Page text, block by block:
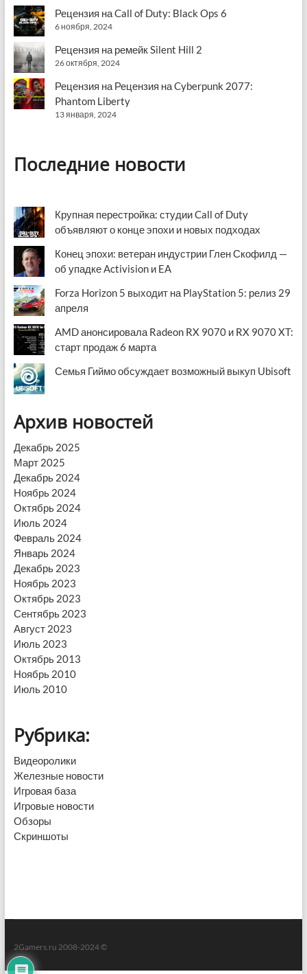
Рецензия на Call of Duty: Black Ops 6
6 ноября, 2024
Рецензия на ремейк Silent Hill 2
26 октября, 2024
Рецензия на Рецензия на Cyberpunk 2077:
Phantom Liberty
13 января, 2024
Последние новости
Крупная перестройка: студии Call of Duty
объявляют о конце эпохи и новых подходах
Конец эпохи: ветеран индустрии Глен Скофилд —
об упадке Activision и EA
Forza Horizon 5 выходит на PlayStation 5: релиз 29
апреля
AMD анонсировала Radeon RX 9070 и RX 9070 XT:
старт продаж 6 марта
Семья Гиймо обсуждает возможный выкуп Ubisoft
Архив новостей
Декабрь 2025
Март 2025
Декабрь 2024
Ноябрь 2024
Октябрь 2024
Июль 2024
Февраль 2024
Январь 2024
Декабрь 2023
Ноябрь 2023
Октябрь 2023
Сентябрь 2023
Август 2023
Июль 2023
Октябрь 2013
Ноябрь 2010
Июль 2010
Рубрика:
Видеоролики
Железные новости
Игровая база
Игровые новости
Обзоры
Скриншоты
2Gamers.ru 2008-2024 ©